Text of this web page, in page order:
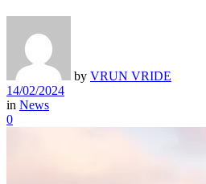
by VRUN VRIDE
14/02/2024
in News
0